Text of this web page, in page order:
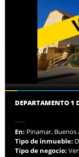
DEPARTAMENTO 1
En: Pinamar, Buenos
Tipo de inmueble:
Tipo de negocio: